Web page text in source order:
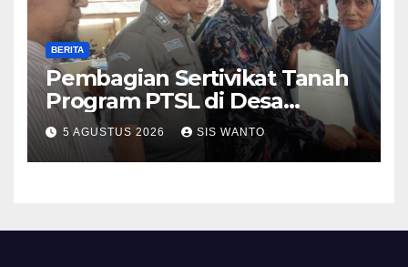
BERITA
Pembagian Sertivikat Tanah
Program PTSL di Desa
Pondokdalem, Kecamatan
Semboro.
5 AGUSTUS 2026 SIS WANTO